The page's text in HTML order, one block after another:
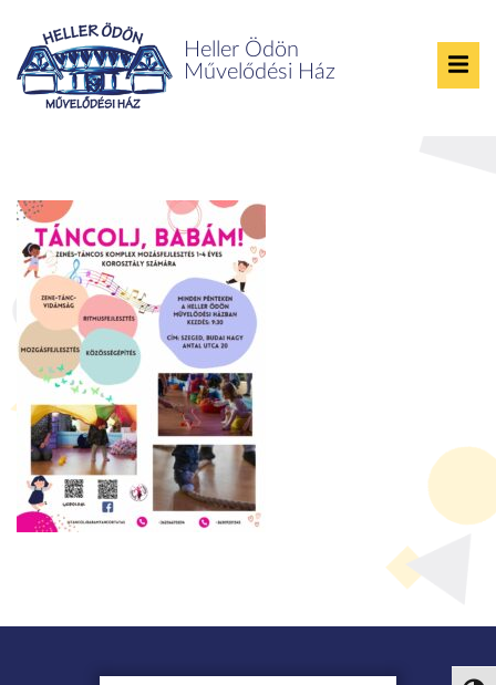
Heller Ödön
Művelődési Ház
Táncolj, Babám!